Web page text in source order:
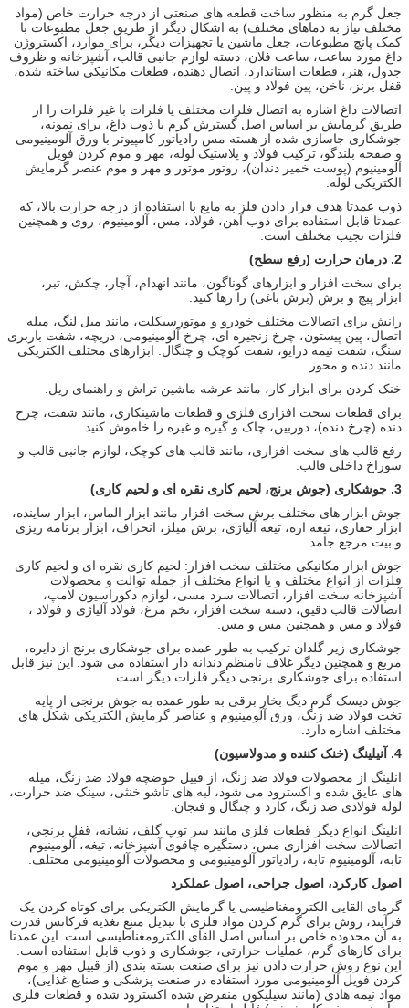
جعل گرم به منظور ساخت قطعه های صنعتی از درجه حرارت خاص (مواد
مختلف نیاز به دماهای مختلف) به اشکال دیگر از طریق جعل مطبوعات با
کمک پانچ مطبوعات، جعل ماشین یا تجهیزات دیگر، برای موارد، اکستروژن
داغ مورد ساعت، ساعت فلان، دسته لوازم جانبی قالب، آشپزخانه و ظروف
جدول، هنر، قطعات استاندارد، اتصال دهنده، قطعات مکانیکی ساخته شده،
قفل برنز، ناخن، پین فولاد و پین.
اتصالات داغ اشاره به اتصال فلزات مختلف یا فلزات با غیر فلزات را از
طریق گرمایش بر اساس اصل گسترش گرم یا ذوب داغ، برای نمونه،
جوشکاری جاسازی شده از هسته مس رادیاتور کامپیوتر با ورق آلومینیومی
و صفحه بلندگو، ترکیب فولاد و پلاستیک لوله، مهر و موم کردن فویل
آلومینیوم (پوست خمیر دندان)، روتور موتور و مهر و موم عنصر گرمایش
الکتریکی لوله.
ذوب عمدتا هدف قرار دادن فلز به مایع با استفاده از درجه حرارت بالا، که
عمدتا قابل استفاده برای ذوب آهن، فولاد، مس، آلومینیوم، روی و همچنین
فلزات نجیب مختلف است.
2. درمان حرارت (رفع سطح)
برای سخت افزار و ابزارهای گوناگون، مانند انهدام، آچار، چکش، تبر،
ابزار پیچ و برش (برش باغی) را رها کنید.
رانش برای اتصالات مختلف خودرو و موتورسیکلت، مانند میل لنگ، میله
اتصال، پین پیستون، چرخ زنجیره ای، چرخ آلومینیومی، دریچه، شفت باربری
سنگ، شفت نیمه درایو، شفت کوچک و چنگال. ابزارهای مختلف الکتریکی
مانند دنده و محور.
خنک کردن برای ابزار کار، مانند عرشه ماشین تراش و راهنمای ریل.
برای قطعات سخت افزاری فلزی و قطعات ماشینکاری، مانند شفت، چرخ
دنده (چرخ دنده)، دوربین، چاک و گیره و غیره را خاموش کنید.
رفع قالب های سخت افزاری، مانند قالب های کوچک، لوازم جانبی قالب و
سوراخ داخلی قالب.
3. جوشکاری (جوش برنج، لحیم کاری نقره ای و لحیم کاری)
جوش ابزار های مختلف برش سخت افزار مانند ابزار الماس، ابزار ساینده،
ابزار حفاری، تیغه اره، تیغه آلیاژی، برش میلز، انحراف، ابزار برنامه ریزی
و بیت مرجع جامد.
جوش ابزار مکانیکی مختلف سخت افزار: لحیم کاری نقره ای و لحیم کاری
فلزات از انواع مختلف و یا انواع مختلف از جمله توالت و محصولات
آشپزخانه سخت افزار، اتصالات سرد مسی، لوازم دکوراسیون لامپ،
اتصالات قالب دقیق، دسته سخت افزار، تخم مرغ، فولاد آلیاژی و فولاد ،
فولاد و مس و همچنین مس و مس.
جوشکاری زیر گلدان ترکیب به طور عمده برای جوشکاری برنج از دایره،
مربع و همچنین دیگر غلاف نامنظم دندانه دار استفاده می شود.
این نیز قابل
استفاده برای جوشکاری برنجی دیگر فلزات دیگر است.
جوش دیسک گرم دیگ بخار برقی به طور عمده به جوش برنجی از پایه
تخت فولاد ضد زنگ، ورق آلومینیوم و عناصر گرمایش الکتریکی شکل های
مختلف اشاره دارد.
4.
آنیلینگ (خنک کننده و مدولاسیون)
انلینگ از محصولات فولاد ضد زنگ، از قبیل حوضچه فولاد ضد زنگ، میله
های عایق شده و اکسترود می شود، لبه های تاشو خنثی، سینک ضد حرارت،
لوله فولادی ضد زنگ، کارد و چنگال و فنجان.
انلینگ انواع دیگر قطعات فلزی مانند سر توپ گلف، نشانه، قفل برنجی،
اتصالات سخت افزاری مس، دستگیره چاقوی آشپزخانه، تیغه، آلومینیوم
تابه، آلومینیوم تابه، رادیاتور آلومینیومی و محصولات آلومینیومی مختلف.
اصول کارکرد، اصول جراحی، اصول عملکرد
گرمای القایی الکترومغناطیسی یا گرمایش الکتریکی برای کوتاه کردن یک
فرآیند، روش برای گرم کردن مواد فلزی با تبدیل منبع تغذیه فرکانس قدرت
به آن محدوده خاص بر اساس اصل القای الکترومغناطیسی است. این عمدتا
برای کارهای گرم، عملیات حرارتی، جوشکاری و ذوب قابل استفاده است.
این نوع روش حرارت دادن نیز برای صنعت بسته بندی (از قبیل مهر و موم
کردن فویل آلومینیومی مورد استفاده در صنعت پزشکی و صنایع غذایی)،
مواد نیمه هادی (مانند سیلیکون منقرض شده اکسترود شده و قطعات فلزی